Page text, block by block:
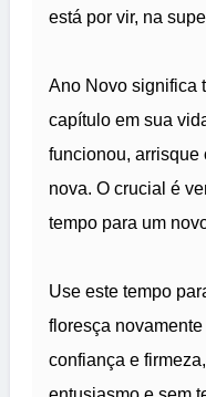
está por vir, na
Ano Novo significa
capítulo em sua
funcionou, arrisque
nova. O crucial é
tempo para um
Use este tempo
floresça
confiança e